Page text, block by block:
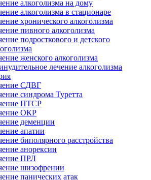
алкоголизма на дому
алкоголизма в стационаре
хронического алкоголизма
пивного алкоголизма
подросткового и детского
женского алкоголизма
лечение алкоголизма
СДВГ
синдрома Туретта
ПТСР
ОКР
деменции
апатии
биполярного расстройства
анорексии
ПРЛ
шизофрении
панических атак